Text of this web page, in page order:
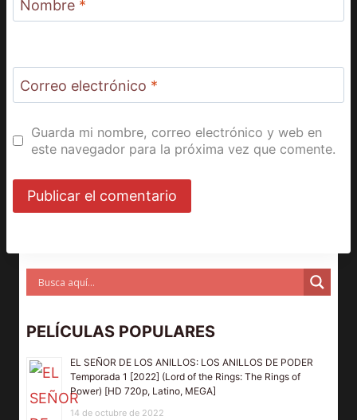
Nombre *
Correo electrónico *
Guarda mi nombre, correo electrónico y web en
este navegador para la próxima vez que comente.
PELÍCULAS POPULARES
EL SEÑOR DE LOS ANILLOS: LOS ANILLOS DE PODER
Temporada 1 [2022] (Lord of the Rings: The Rings of
Power) [HD 720p, Latino, MEGA]
14 de octubre de 2022